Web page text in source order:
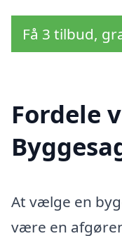
Få 3 tilbud,
Fordele
At vælge en
være en